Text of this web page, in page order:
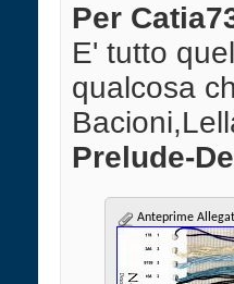
Per
E' tutto
qualcosa
Prelude-
Anteprime